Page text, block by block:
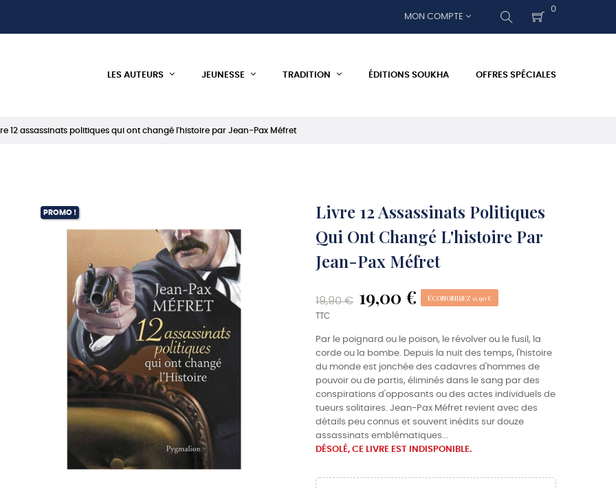
MON COMPTE
0
LES AUTEURS JEUNESSE TRADITION ÉDITIONS SOUKHA OFFRES SPÉCIALES
12 assassinats politiques qui ont changé l'histoire par Jean-Pax Méfret
PROMO !
Livre 12 Assassinats Politiques
Qui Ont Changé L'histoire Par
Jean-Pax Méfret
19,90 € 19,00 € ÉCONOMISEZ 0,90 €
TTC
Par le poignard ou le poison, le révolver ou le fusil, la
corde ou la bombe. Depuis la nuit des temps, l'histoire
du monde est jonchée des cadavres d'hommes de
pouvoir ou de partis, éliminés dans le sang par des
conspirations d'opposants ou des actes individuels de
tueurs solitaires. Jean-Pax Méfret revient avec des
détails peu connus et souvent inédits sur douze
assassinats emblématiques...
DÉSOLÉ, CE LIVRE EST INDISPONIBLE.